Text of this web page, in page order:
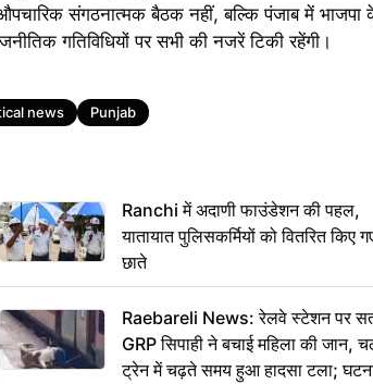
संगठनात्मक बैठक नहीं, बल्कि पंजाब में भाजपा
गतिविधियों पर सभी की नजरें टिकी रहेंगी।
news Punjab
Ranchi में अदाणी फाउंडेशन की पहल,
यातायात पुलिसकर्मियों को वितरित किए
छाते
Raebareli News: रेलवे स्टेशन पर
GRP सिपाही ने बचाई महिला की जान,
ट्रेन में चढ़ते समय हुआ हादसा टला;